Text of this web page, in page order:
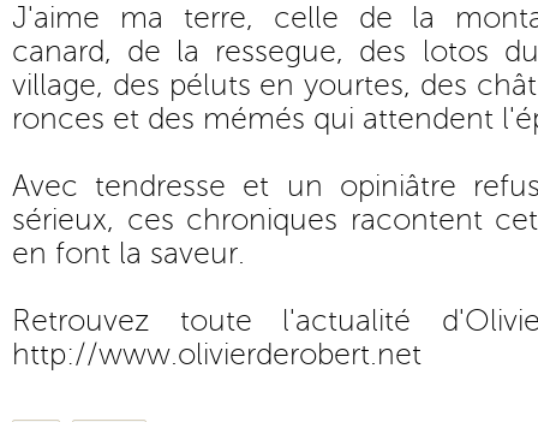
J'aime ma terre, celle de la
canard, de la ressegue, des lotos
village, des péluts en yourtes, des
ronces et des mémés qui attendent
Avec tendresse et un opiniâtre
sérieux, ces chroniques racontent
en font la saveur.
Retrouvez toute l'actualité
http://www.olivierderobert.net